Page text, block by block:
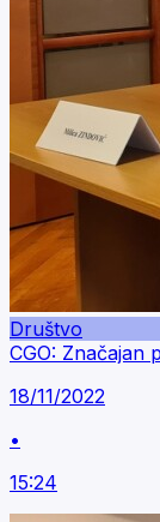
Društvo
CGO: Značajan
18/11/2022
•
15:24